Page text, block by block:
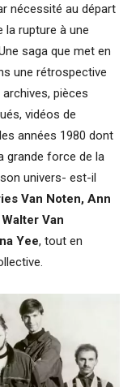
nécessité au départ
la rupture à une
saga que met en
une rétrospective
pièces
vidéos de
années 1980 dont
grande force de la
univers- est-il
Van Noten, Ann
Van
Yee, tout en